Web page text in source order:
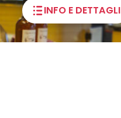
INFO E DETTAGLI